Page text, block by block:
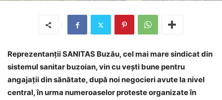
Reprezentanții SANITAS Buzău, cel mai mare sindicat din
sistemul sanitar buzoian, vin cu vești bune pentru
angajații din sănătate, după noi negocieri avute la nivel
central, în urma numeroaselor proteste organizate în